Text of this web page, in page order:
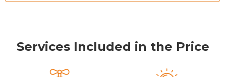
Services Included in the Price